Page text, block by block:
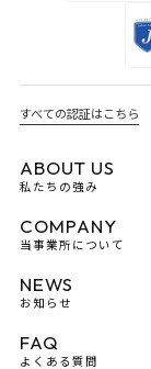
すべての認証はこちら
ABOUT US
私たちの強み
COMPANY
当事業所について
NEWS
お知らせ
FAQ
よくある質問